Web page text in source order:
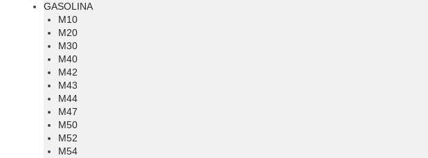
GASOLINA
M10
M20
M30
M40
M42
M43
M44
M47
M50
M52
M54